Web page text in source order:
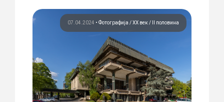
07.04.2024 • Фотографија ХХ век / II половина